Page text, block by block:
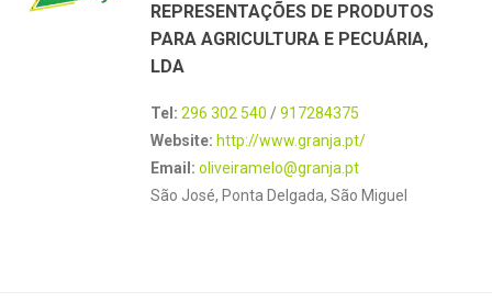
REPRESENTAÇÕES DE PRODUTOS
PARA AGRICULTURA E PECUÁRIA,
LDA
Tel: 296 302 540 /917284375
Website: http://www.granja.pt/
Email: oliveiramelo@granja.pt
São José, Ponta Delgada, São Miguel